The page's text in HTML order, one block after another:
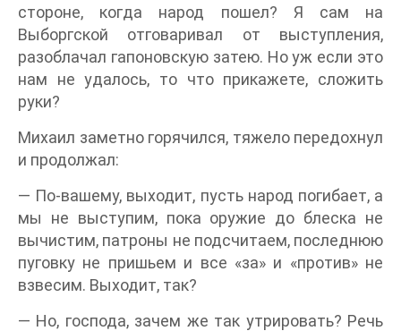
стороне, когда народ пошел? Я сам на
Выборгской отговаривал от выступления,
разоблачал гапоновскую затею. Но уж если это
нам не удалось, то что прикажете, сложить
руки?
Михаил заметно горячился, тяжело передохнул
и продолжал:
— По-вашему, выходит, пусть народ погибает, а
мы не выступим, пока оружие до блеска не
вычистим, патроны не подсчитаем, последнюю
пуговку не пришьем и все «за» и «против» не
взвесим. Выходит, так?
— Но, господа, зачем же так утрировать? Речь